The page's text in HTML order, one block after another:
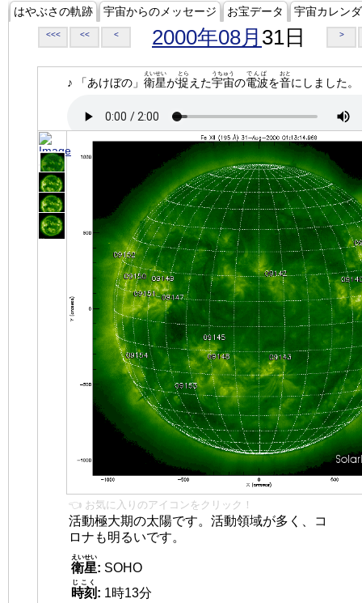
はやぶさの軌跡 宇宙からのメッセージ お宝データ 宇宙カレン
<<< << < 2000年08月 31日 >
♪ 「あけぼの」 衛星
えいせい
が捉
とら
えた宇宙
うちゅう
の電波
でんぱ
を音
おと
にしました。
👈 お気に入りのアイコンをクリック！
活動極大期の太陽です。活動領域が多く、コ
ロナも明るいです。
衛星
えいせい
: SOHO
時刻
じこく
: 1時13分